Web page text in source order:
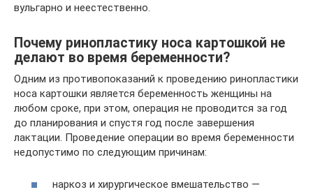
вульгарно и неестественно.
Почему ринопластику носа картошкой не
делают во время беременности?
Одним из противопоказаний к проведению ринопластики
носа картошки является беременность женщины на
любом сроке, при этом, операция не проводится за год
до планирования и спустя год после завершения
лактации. Проведение операции во время беременности
недопустимо по следующим причинам:
наркоз и хирургическое вмешательство —